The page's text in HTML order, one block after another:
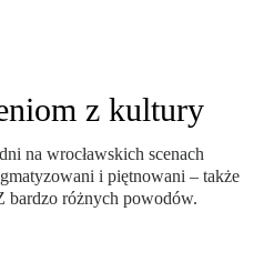
z kultury
na wrocławskich scenach
i piętnowani – także
bardzo różnych powodów.